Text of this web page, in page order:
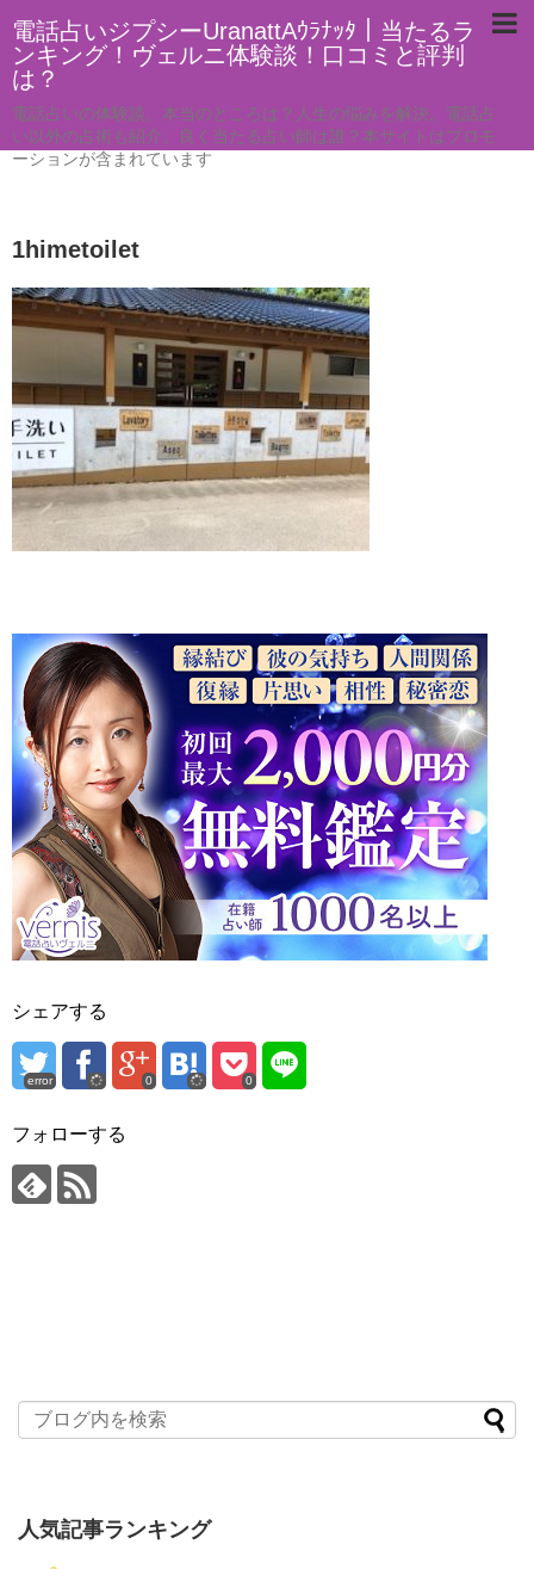
電話占いジプシーUranattAｳﾗﾅｯﾀ｜当たるラ
ンキング！ヴェルニ体験談！口コミと評判
は？
電話占いの体験談。本当のところは？人生の悩みを解決。電話占
い以外の占術も紹介。良く当たる占い師は誰？本サイトはプロモ
ーションが含まれています
1himetoilet
シェアする
error 0 0
フォローする
人気記事ランキング